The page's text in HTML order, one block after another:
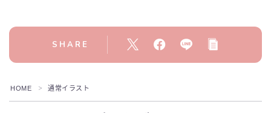
SHARE
HOME ＞ 通常イラスト